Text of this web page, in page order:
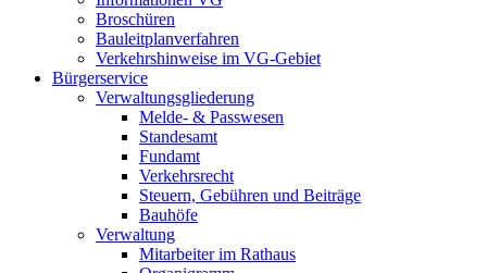
Broschüren
Bauleitplanverfahren
Verkehrshinweise im VG-Gebiet
Bürgerservice
Verwaltungsgliederung
Melde- & Passwesen
Standesamt
Fundamt
Verkehrsrecht
Steuern, Gebühren und Beiträge
Bauhöfe
Verwaltung
Mitarbeiter im Rathaus